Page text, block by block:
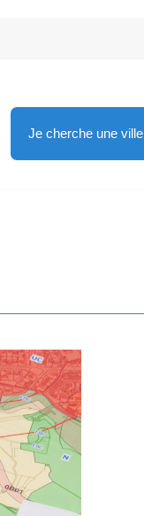
Je cherche une ville